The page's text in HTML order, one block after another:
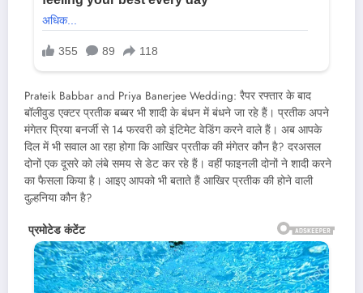
Prateik Babbar and Priya Banerjee Wedding: रैपर रफ्तार के बाद
बॉलीवुड एक्टर प्रतीक बब्बर भी शादी के बंधन में बंधने जा रहे हैं। प्रतीक अपने
मंगेतर प्रिया बनर्जी से 14 फरवरी को इंटिमेट वेडिंग करने वाले हैं। अब आपके
दिल में भी सवाल आ रहा होगा कि आखिर प्रतीक की मंगेतर कौन है? दरअसल
दोनों एक दूसरे को लंबे समय से डेट कर रहे हैं। वहीं फाइनली दोनों ने शादी करने
का फैसला किया है। आइए आपको भी बताते हैं आखिर प्रतीक की होने वाली
दुल्हनिया कौन है?